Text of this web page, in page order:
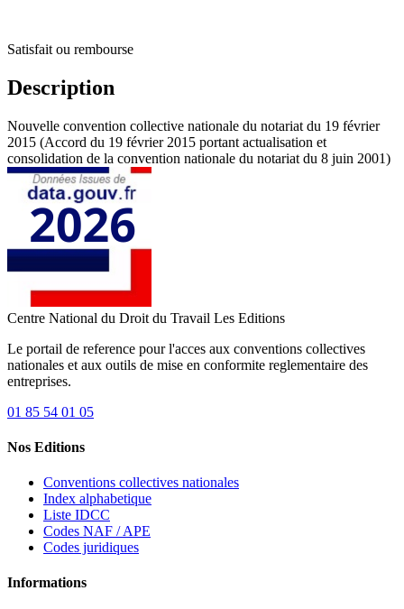
Satisfait ou rembourse
Description
Nouvelle convention collective nationale du notariat du 19 février
2015 (Accord du 19 février 2015 portant actualisation et
consolidation de la convention nationale du notariat du 8 juin 2001)
Centre National du Droit du Travail Les Editions
Le portail de reference pour l'acces aux conventions collectives
nationales et aux outils de mise en conformite reglementaire des
entreprises.
01 85 54 01 05
Nos Editions
Conventions collectives nationales
Index alphabetique
Liste IDCC
Codes NAF / APE
Codes juridiques
Informations